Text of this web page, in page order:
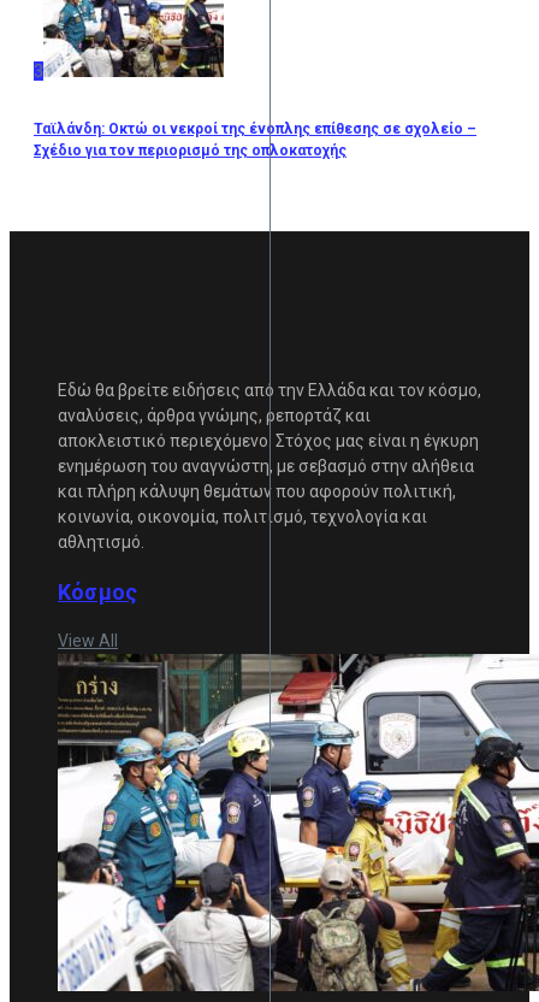
3
Ταϊλάνδη: Οκτώ οι νεκροί της ένοπλης επίθεσης σε σχολείο –
Σχέδιο για τον περιορισμό της οπλοκατοχής
Εδώ θα βρείτε ειδήσεις από την Ελλάδα και τον κόσμο,
αναλύσεις, άρθρα γνώμης, ρεπορτάζ και
αποκλειστικό περιεχόμενο. Στόχος μας είναι η έγκυρη
ενημέρωση του αναγνώστη, με σεβασμό στην αλήθεια
και πλήρη κάλυψη θεμάτων που αφορούν πολιτική,
κοινωνία, οικονομία, πολιτισμό, τεχνολογία και
αθλητισμό.
Κόσμος
View All